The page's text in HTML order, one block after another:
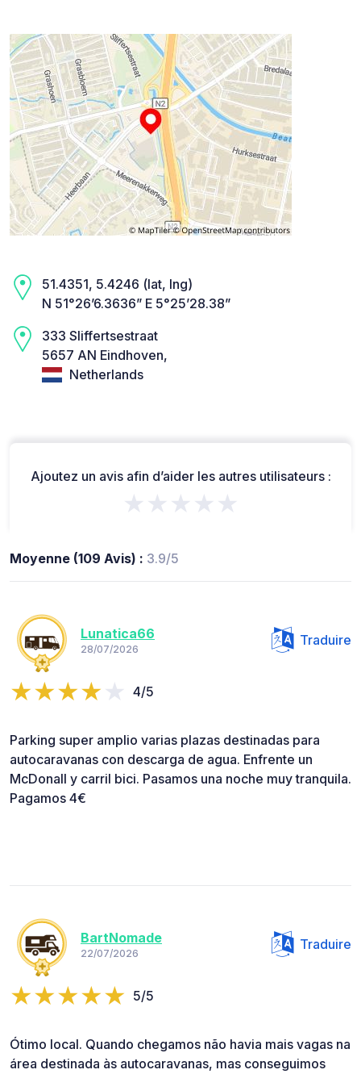
51.4351, 5.4246 (lat, lng)
N 51°26’6.3636” E 5°25’28.38”
333 Sliffertsestraat
5657 AN Eindhoven,
Netherlands
Ajoutez un avis afin d’aider les autres utilisateurs :
★★★★★
Moyenne (109 Avis) : 3.9/5
Lunatica66
28/07/2026
Traduire
4/5
Parking super amplio varias plazas destinadas para
autocaravanas con descarga de agua. Enfrente un
McDonall y carril bici. Pasamos una noche muy tranquila.
Pagamos 4€
BartNomade
22/07/2026
Traduire
5/5
Ótimo local. Quando chegamos não havia mais vagas na
área destinada às autocaravanas, mas conseguimos